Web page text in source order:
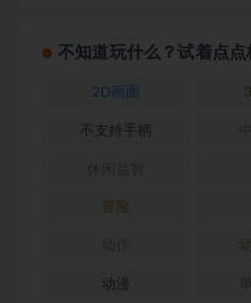
不知道玩什么？试着点点
2D画面
不支持手柄
冒险
动漫